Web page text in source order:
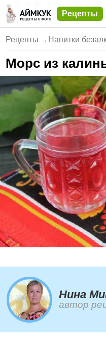
Рецепты
Рецепты → Напитки
Морс из
Нина
автор